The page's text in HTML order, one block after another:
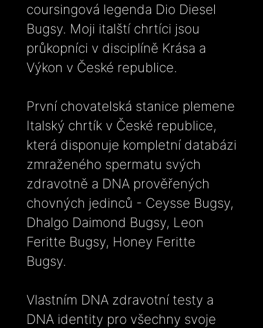
coursingová legenda Dio Diesel
Bugsy. Moji italští chrtíci jsou
průkopníci v disciplíně Krása a
Výkon v České republice.
První chovatelská stanice plemene
Italský chrtík v České republice,
která disponuje kompletní databázi
zmraženého spermatu svých
zdravotně a DNA prověřených
chovných jedinců - Ceysse Bugsy,
Dhalgo Daimond Bugsy, Leon
Feritte Bugsy, Honey Feritte
Bugsy.
Vlastním DNA zdravotní testy a
DNA identity pro všechny svoje